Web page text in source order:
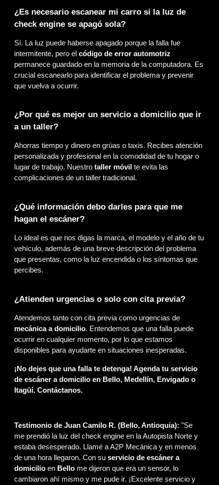
¿Es necesario escanear mi carro si la luz de
check engine se apagó sola?
Sí. La luz puede haberse apagado porque la falla fue
intermitente, pero elcódigo de error automotriz
permanece guardado en la memoria de la computadora. Es
crucial escanearlo para identificar el problema y prevenir
que vuelva a ocurrir.
¿Por qué es mejor un servicio a domicilio que ir
a un taller?
Ahorras tiempo y dinero en grúas o taxis. Recibes atención
personalizada y profesional en la comodidad de tu hogar o
lugar de trabajo. Nuestrotaller móvil te evita las
complicaciones de un taller tradicional.
¿Qué información debo darles para que me
hagan el escáner?
Lo ideal es que nos digas la marca, el modelo y el año de tu
vehículo, además de una breve descripción del problema
que presentas, como la luz encendida o los síntomas que
percibes.
¿Atienden urgencias o solo con cita previa?
Atendemos tanto con cita previa como urgencias de
mecánica a domicilio. Entendemos que una falla puede
ocurrir en cualquier momento, por lo que estamos
disponibles para ayudarte en situaciones inesperadas.
¡No dejes que una falla te detenga! Agenda tu servicio
de escáner a domicilio en Bello, Medellín, Envigado o
Itagüí. Contáctanos.
Testimonio de Juan Camilo R. (Bello, Antioquia): "Se
me prendió la luz del check engine en la Autopista Norte y
estaba desesperado. Llamé a A2P Mecánica y en menos
de una hora llegaron. Con suservicio de escáner a
domicilio en Bello me dijeron que era un sensor, lo
cambiaron ahí mismo y me pude ir. ¡Excelente servicio y